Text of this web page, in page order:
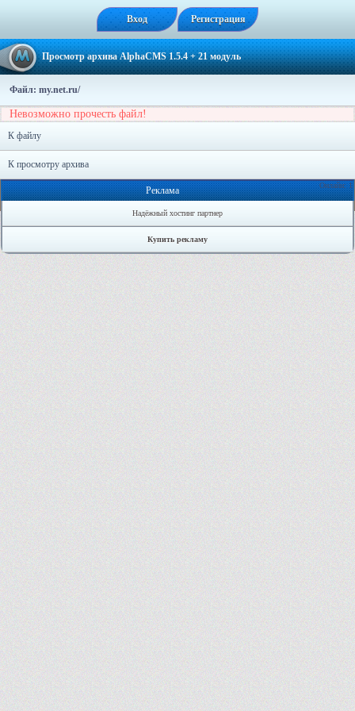
Вход Регистрация
Просмотр архива AlphaCMS 1.5.4 + 21 модуль
Файл: my.net.ru/
Невозможно прочесть файл!
К файлу
К просмотру архива
Онлайн: 1
Реклама
Надёжный хостинг партнер
Купить рекламу